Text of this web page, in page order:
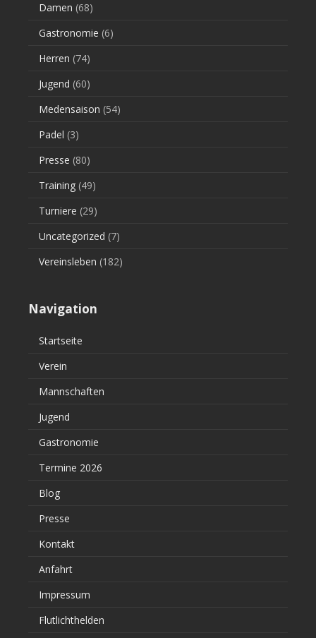
Damen (68)
Gastronomie (6)
Herren (74)
Jugend (60)
Medensaison (54)
Padel (3)
Presse (80)
Training (49)
Turniere (29)
Uncategorized (7)
Vereinsleben (182)
Navigation
Startseite
Verein
Mannschaften
Jugend
Gastronomie
Termine 2026
Blog
Presse
Kontakt
Anfahrt
Impressum
Flutlichthelden